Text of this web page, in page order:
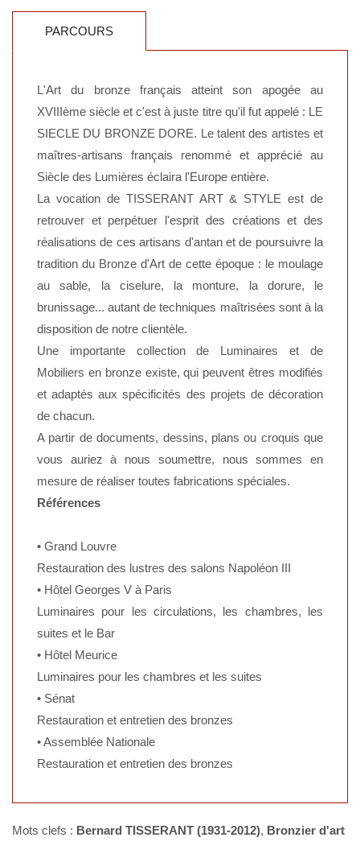
PARCOURS
L'Art du bronze français atteint son apogée au
XVIIIème siècle et c'est à juste titre qu'il fut appelé : LE
SIECLE DU BRONZE DORE. Le talent des artistes et
maîtres-artisans français renommé et apprécié au
Siècle des Lumières éclaira l'Europe entière.
La vocation de TISSERANT ART & STYLE est de
retrouver et perpétuer l'esprit des créations et des
réalisations de ces artisans d'antan et de poursuivre la
tradition du Bronze d'Art de cette époque : le moulage
au sable, la ciselure, la monture, la dorure, le
brunissage... autant de techniques maîtrisées sont à la
disposition de notre clientèle.
Une importante collection de Luminaires et de
Mobiliers en bronze existe, qui peuvent êtres modifiés
et adaptés aux spécificités des projets de décoration
de chacun.
A partir de documents, dessins, plans ou croquis que
vous auriez à nous soumettre, nous sommes en
mesure de réaliser toutes fabrications spéciales.
Références
• Grand Louvre
Restauration des lustres des salons Napoléon III
• Hôtel Georges V à Paris
Luminaires pour les circulations, les chambres, les
suites et le Bar
• Hôtel Meurice
Luminaires pour les chambres et les suites
• Sénat
Restauration et entretien des bronzes
• Assemblée Nationale
Restauration et entretien des bronzes
Mots clefs : Bernard TISSERANT (1931-2012), Bronzier d'art